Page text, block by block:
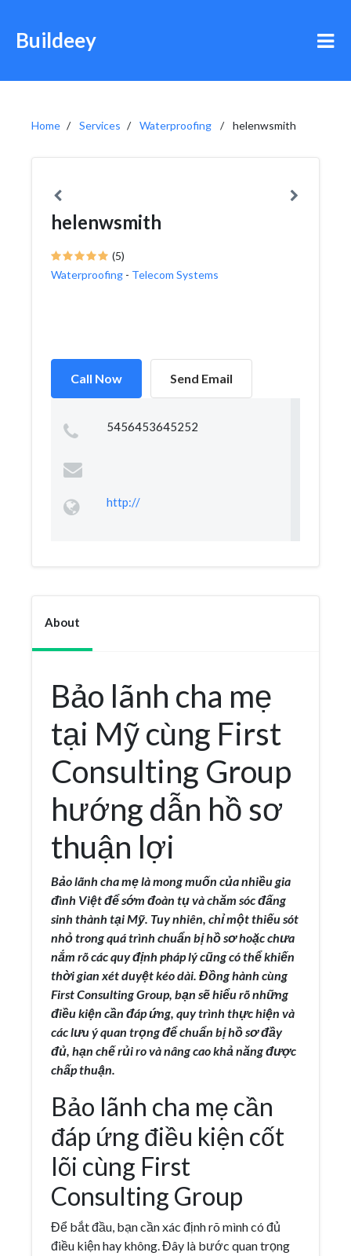
Buildeey
Home Services Waterproofing helenwsmith
helenwsmith
(5)
Waterproofing - Telecom Systems
Call Now Send Email
5456453645252
http://
About
Bảo lãnh cha mẹ
tại Mỹ cùng First
Consulting Group
hướng dẫn hồ sơ
thuận lợi
Bảo lãnh cha mẹ là mong muốn của nhiều gia
đình Việt để sớm đoàn tụ và chăm sóc đấng
sinh thành tại Mỹ. Tuy nhiên, chỉ một thiếu sót
nhỏ trong quá trình chuẩn bị hồ sơ hoặc chưa
nắm rõ các quy định pháp lý cũng có thể khiến
thời gian xét duyệt kéo dài. Đồng hành cùng
First Consulting Group, bạn sẽ hiểu rõ những
điều kiện cần đáp ứng, quy trình thực hiện và
các lưu ý quan trọng để chuẩn bị hồ sơ đầy
đủ, hạn chế rủi ro và nâng cao khả năng được
chấp thuận.
Bảo lãnh cha mẹ cần
đáp ứng điều kiện cốt
lõi cùng First
Consulting Group
Để bắt đầu, bạn cần xác định rõ mình có đủ
điều kiện hay không. Đây là bước quan trọng